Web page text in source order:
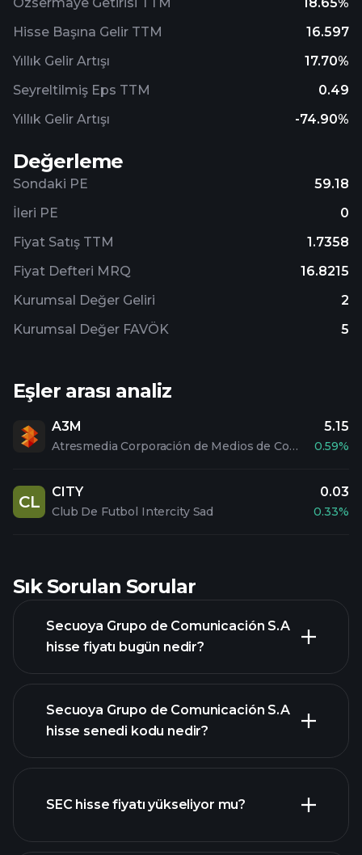
Hisse Başına Gelir TTM
16.597
Yıllık Gelir Artışı
17.70%
Seyreltilmiş Eps TTM
0.49
Yıllık Gelir Artışı
-74.90%
Değerleme
Sondaki PE
59.18
İleri PE
0
Fiyat Satış TTM
1.7358
Fiyat Defteri MRQ
16.8215
Kurumsal Değer Geliri
2
Kurumsal Değer FAVÖK
5
Eşler arası analiz
A3M
Atresmedia Corporación de Medios de Comunicación S.A.
5.15
0.59%
CL
CITY
Club De Futbol Intercity Sad
0.03
0.33%
Sık Sorulan Sorular
Secuoya Grupo de Comunicación S.A
hisse fiyatı bugün nedir?
Secuoya Grupo de Comunicación S.A
hisse senedi kodu nedir?
SEC hisse fiyatı yükseliyor mu?